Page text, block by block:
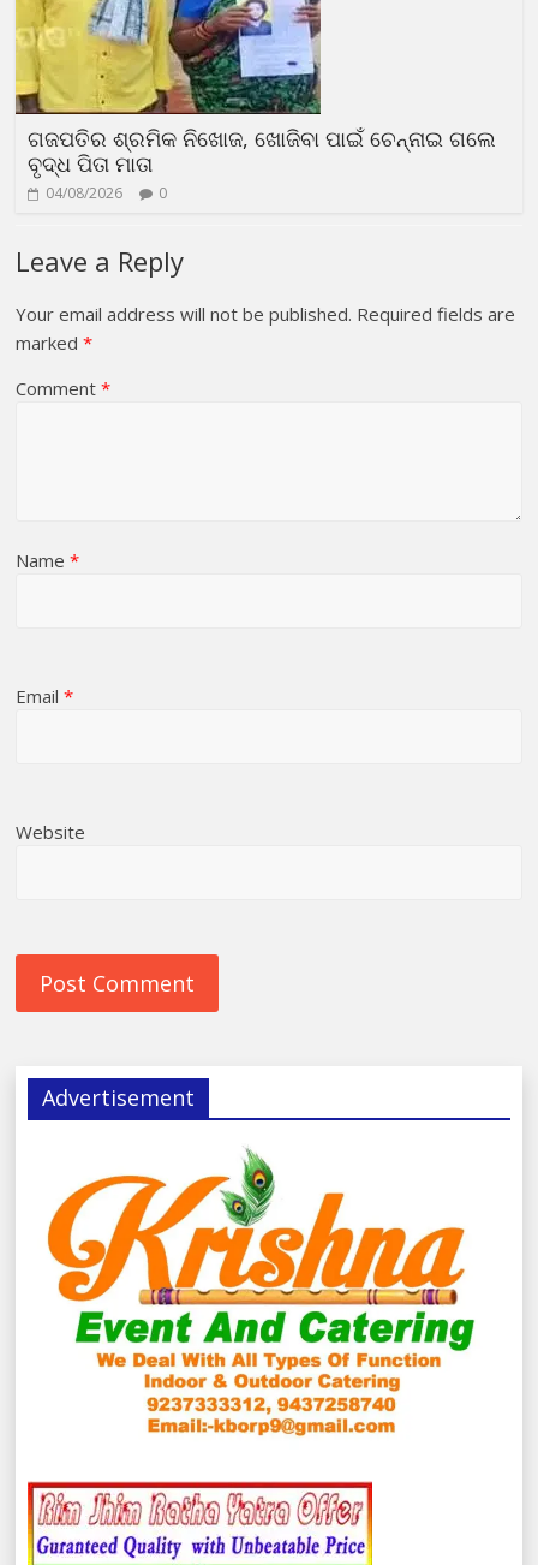
ଗଜପତିର ଶ୍ରମିକ ନିଖୋଜ, ଖୋଜିବା ପାଇଁ ଚେନ୍ନାଇ ଗଲେ
ବୃଦ୍ଧ ପିତା ମାତା
04/08/2026 0
Leave a Reply
Your email address will not be published. Required fields are
marked*
Comment*
Name*
Email*
Website
Advertisement